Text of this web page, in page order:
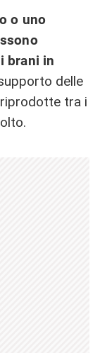
o uno
brani in
delle
tra i